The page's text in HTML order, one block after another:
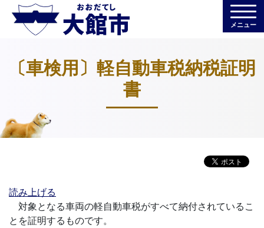
メニュー
〔車検用〕軽自動車税納税証明
書
読み上げる
対象となる車両の軽自動車税がすべて納付されているこ
とを証明するものです。